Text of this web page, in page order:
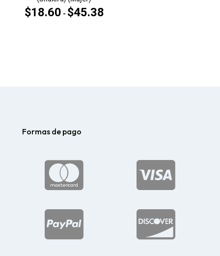
$18.60 - $45.38Rango
Formas de pago



